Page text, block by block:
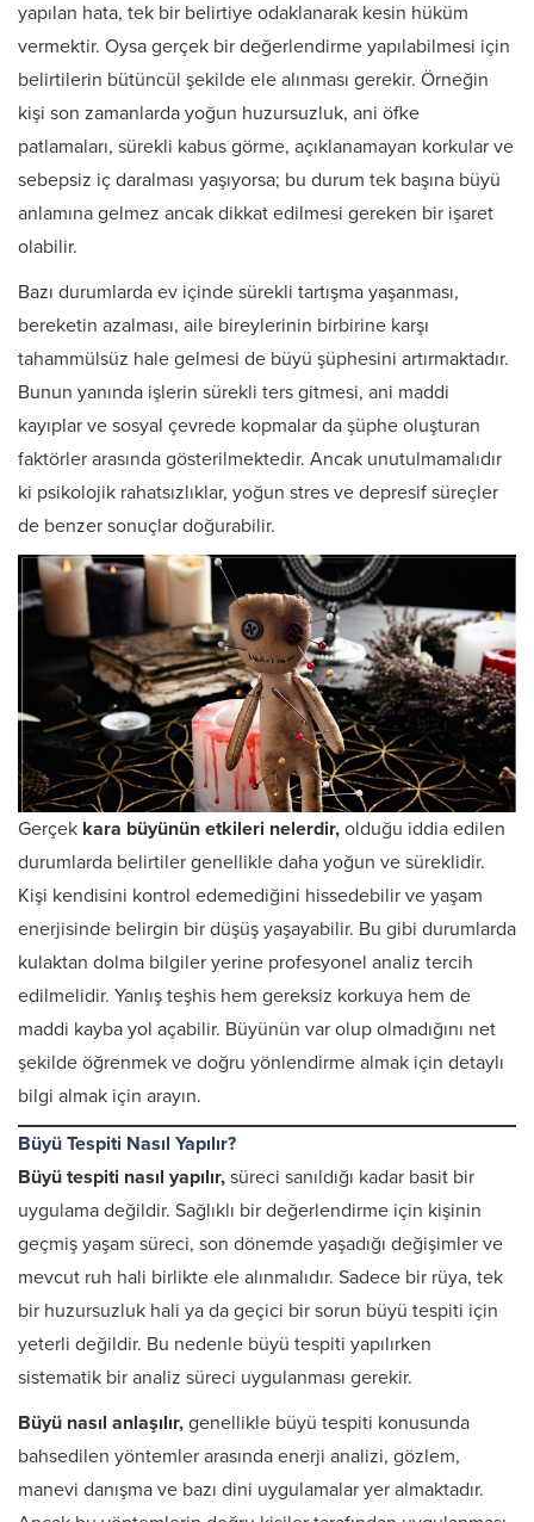
yapılan hata, tek bir belirtiye odaklanarak kesin hüküm
vermektir. Oysa gerçek bir değerlendirme yapılabilmesi için
belirtilerin bütüncül şekilde ele alınması gerekir. Örneğin
kişi son zamanlarda yoğun huzursuzluk, ani öfke
patlamaları, sürekli kabus görme, açıklanamayan korkular ve
sebepsiz iç daralması yaşıyorsa; bu durum tek başına büyü
anlamına gelmez ancak dikkat edilmesi gereken bir işaret
olabilir.
Bazı durumlarda ev içinde sürekli tartışma yaşanması,
bereketin azalması, aile bireylerinin birbirine karşı
tahammülsüz hale gelmesi de büyü şüphesini artırmaktadır.
Bunun yanında işlerin sürekli ters gitmesi, ani maddi
kayıplar ve sosyal çevrede kopmalar da şüphe oluşturan
faktörler arasında gösterilmektedir. Ancak unutulmamalıdır
ki psikolojik rahatsızlıklar, yoğun stres ve depresif süreçler
de benzer sonuçlar doğurabilir.
Gerçek kara büyünün etkileri nelerdir, olduğu iddia edilen
durumlarda belirtiler genellikle daha yoğun ve süreklidir.
Kişi kendisini kontrol edemediğini hissedebilir ve yaşam
enerjisinde belirgin bir düşüş yaşayabilir. Bu gibi durumlarda
kulaktan dolma bilgiler yerine profesyonel analiz tercih
edilmelidir. Yanlış teşhis hem gereksiz korkuya hem de
maddi kayba yol açabilir. Büyünün var olup olmadığını net
şekilde öğrenmek ve doğru yönlendirme almak için detaylı
bilgi almak için arayın.
Büyü Tespiti Nasıl Yapılır?
Büyü tespiti nasıl yapılır, süreci sanıldığı kadar basit bir
uygulama değildir. Sağlıklı bir değerlendirme için kişinin
geçmiş yaşam süreci, son dönemde yaşadığı değişimler ve
mevcut ruh hali birlikte ele alınmalıdır. Sadece bir rüya, tek
bir huzursuzluk hali ya da geçici bir sorun büyü tespiti için
yeterli değildir. Bu nedenle büyü tespiti yapılırken
sistematik bir analiz süreci uygulanması gerekir.
Büyü nasıl anlaşılır, genellikle büyü tespiti konusunda
bahsedilen yöntemler arasında enerji analizi, gözlem,
manevi danışma ve bazı dini uygulamalar yer almaktadır.